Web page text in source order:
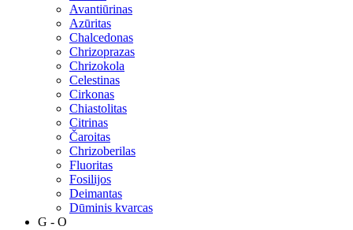
Avantiūrinas
Azūritas
Chalcedonas
Chrizoprazas
Chrizokola
Celestinas
Cirkonas
Chiastolitas
Citrinas
Čaroitas
Chrizoberilas
Fluoritas
Fosilijos
Deimantas
Dūminis kvarcas
G - O